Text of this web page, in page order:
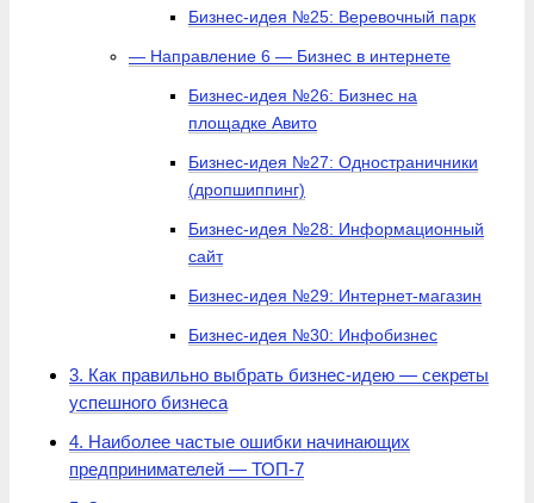
Бизнес-идея №25: Веревочный парк
— Направление 6 — Бизнес в интернете
Бизнес-идея №26: Бизнес на
площадке Авито
Бизнес-идея №27: Одностраничники
(дропшиппинг)
Бизнес-идея №28: Информационный
сайт
Бизнес-идея №29: Интернет-магазин
Бизнес-идея №30: Инфобизнес
3. Как правильно выбрать бизнес-идею — секреты
успешного бизнеса
4. Наиболее частые ошибки начинающих
предпринимателей — ТОП-7